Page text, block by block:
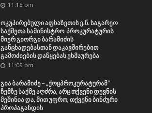
11:15 pm
ოკუპირებული აფხაზეთის ე.წ. საგარეო
საქმეთა სამინისტრო პროკურატურის
მიერ გიორგი ბარამიძის
განცხადებასთან დაკავშირებით
გამოძიების დაწყებას ეხმაურება
11:09 pm
გია ბარამიძე – „ქოცპროკურატურამ“
ჩემზე საქმე აღძრა, არც თქვენი დევნის
მეშინია და, მით უფრო, თქვენი ბინძური
პროპაგანდის